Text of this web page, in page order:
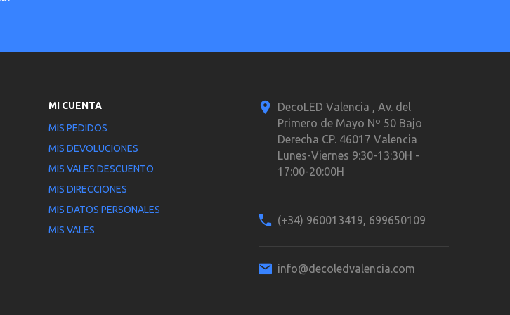
MI CUENTA
MIS PEDIDOS
MIS DEVOLUCIONES
MIS VALES DESCUENTO
MIS DIRECCIONES
MIS DATOS PERSONALES
MIS VALES
DecoLED Valencia , Av. del
Primero de Mayo Nº 50 Bajo
Derecha CP. 46017 Valencia
Lunes-Viernes 9:30-13:30H -
17:00-20:00H
(+34) 960013419, 699650109
info@decoledvalencia.com